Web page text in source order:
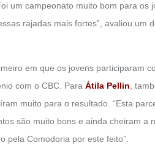
um campeonato muito bom para os
rajadas mais fortes”, avaliou um
em que os jovens participaram
com o CBC. Para Átila Pellin ,
muito para o resultado. “Esta
são muito bons e ainda cheiram a
pela Comodoria por este feito”.